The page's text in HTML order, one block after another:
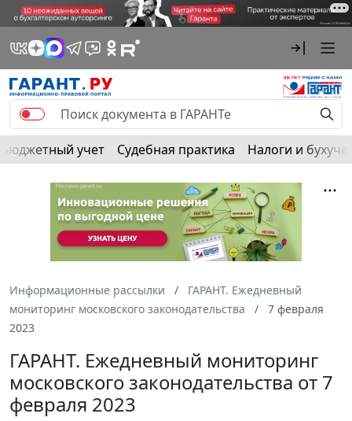
Бюджетный учет Судебная практика Налоги и
Информационные рассылки
ГАРАНТ. Ежедневный
мониторинг московского законодательства
7 февраля
2023
ГАРАНТ. Ежедневный мониторинг
московского законодательства от 7
февраля 2023